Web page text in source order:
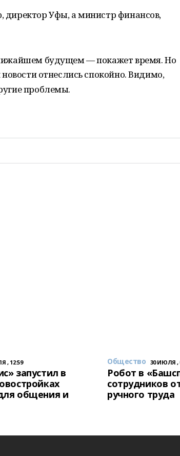
Уфы, а министр финансов,
будущем — покажет время. Но
отнеслись спокойно. Видимо,
проблемы.
, 12:59
запустил в
общения и
Общество 30 ИЮЛЯ ,
Робот в
сотрудников
ручного труда